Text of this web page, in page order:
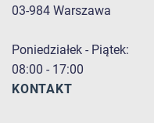
03-984 Warszawa
Poniedziałek - Piątek:
08:00 - 17:00
KONTAKT